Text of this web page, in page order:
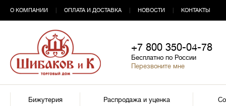
О КОМПАНИИ ОПЛАТА И ДОСТАВКА НОВОСТИ КОНТАКТЫ
+7 800 350-04-78
Бесплатно по России
Перезвоните мне
Бижутерия Распродажа и уценка